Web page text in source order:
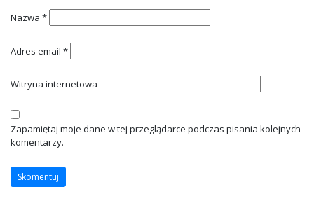
Nazwa *
Adres email *
Witryna internetowa
Zapamiętaj moje dane w tej przeglądarce podczas pisania kolejnych
komentarzy.